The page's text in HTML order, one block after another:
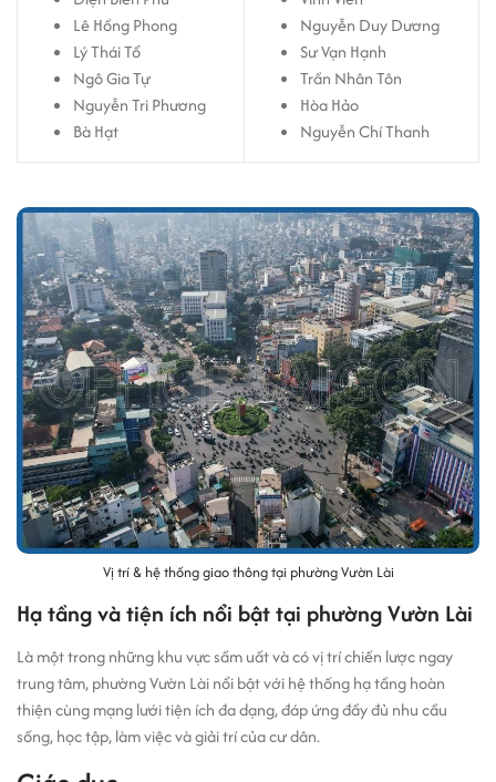
Lê Hồng Phong
Lý Thái Tổ
Ngô Gia Tự
Nguyễn Tri Phương
Bà Hạt
Nguyễn Duy Dương
Sư Vạn Hạnh
Trần Nhân Tôn
Hòa Hảo
Nguyễn Chí Thanh
Vị trí & hệ thống giao thông tại phường Vườn Lài
Hạ tầng và tiện ích nổi bật tại phường Vườn Lài
Là một trong những khu vực sầm uất và có vị trí chiến lược ngay
trung tâm, phường Vườn Lài nổi bật với hệ thống hạ tầng hoàn
thiện cùng mạng lưới tiện ích đa dạng, đáp ứng đầy đủ nhu cầu
sống, học tập, làm việc và giải trí của cư dân.